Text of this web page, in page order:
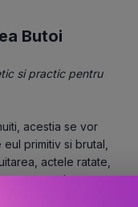
Butoi
si practic pentru
acestia se vor
primitiv si brutal,
actele ratate,
in
depind: orientarea